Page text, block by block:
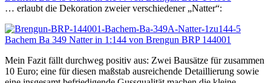
… erlaubt die Dekoration zweier verschiedener „Natter“:
Mein Fazit fällt durchweg positiv aus: Zwei Bausätze für zusammen
10 Euro; eine für diesen maßstab ausreichende Detaillierung sowie